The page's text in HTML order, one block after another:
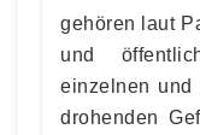
gehören laut
und
einzelnen und
drohenden